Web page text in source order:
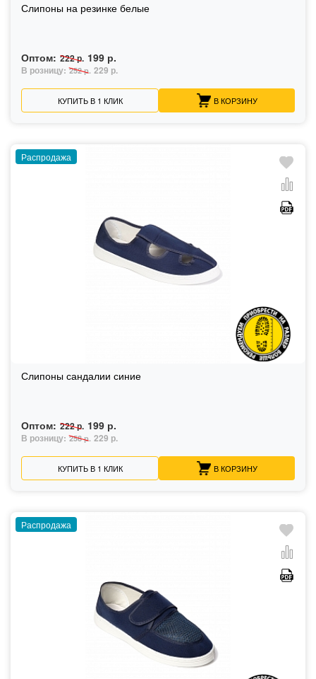
Слипоны на резинке белые
Оптом: 222 р. 199 р.
В розницу: 252 р. 229 р.
КУПИТЬ В 1 КЛИК В КОРЗИНУ
Распродажа
Слипоны сандалии синие
Оптом: 222 р. 199 р.
В розницу: 258 р. 229 р.
КУПИТЬ В 1 КЛИК В КОРЗИНУ
Распродажа